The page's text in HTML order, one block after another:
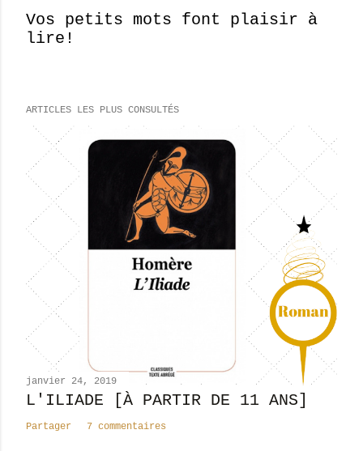
E
g
t
r
c
m
n
t
i
Vos petits mots font plaisir à
lire!
ARTICLES LES PLUS CONSULTÉS
janvier 24, 2019
L'ILIADE [À PARTIR DE 11 ANS]
Partager 7 commentaires